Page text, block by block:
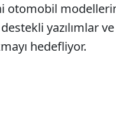
otomobil
yazılımlar
hedefliyor.